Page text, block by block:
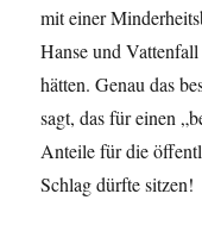
mit einer
Hanse und
hätten. Genau das
sagt, das für einen
Anteile für die
Schlag dürfte sitzen!